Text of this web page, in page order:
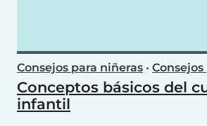
Consejos para niñeras •
Conceptos básicos del
infantil